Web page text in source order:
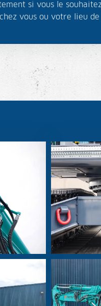
si vous le
vous ou votre lieu